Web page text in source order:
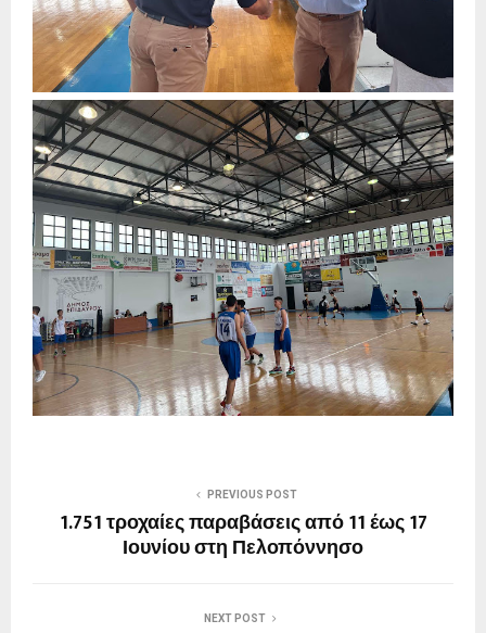
PREVIOUS POST
1.751 τροχαίες παραβάσεις από 11 έως 17
Ιουνίου στη Πελοπόννησο
NEXT POST